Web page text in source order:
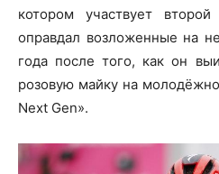
котором участвует
оправдал возложенные на
года после того, как он
розовую майку на
Next Gen».